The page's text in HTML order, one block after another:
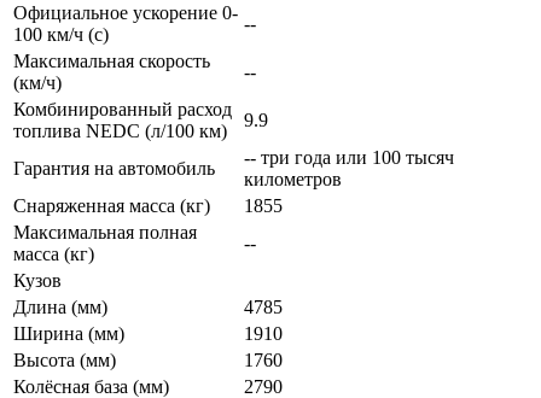
Официальное ускорение 0-
100 км/ч (с)
--
Максимальная скорость
(км/ч)
--
Комбинированный расход
топлива NEDC (л/100 км)
9.9
Гарантия на автомобиль
-- три года или 100 тысяч
километров
Снаряженная масса (кг)
1855
Максимальная полная
масса (кг)
--
Кузов
Длина (мм)
4785
Ширина (мм)
1910
Высота (мм)
1760
Колёсная база (мм)
2790